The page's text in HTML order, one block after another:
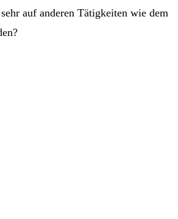
auf anderen Tätigkeiten wie dem